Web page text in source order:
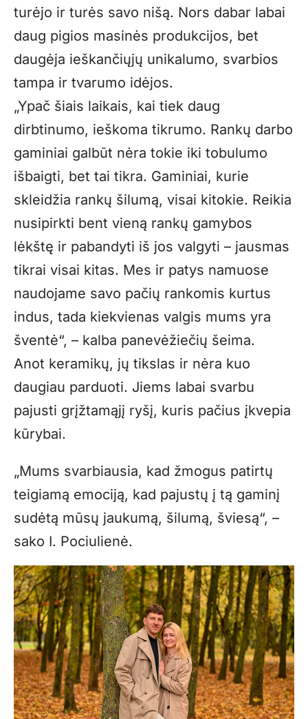
turėjo ir turės savo nišą. Nors dabar labai
daug pigios masinės produkcijos, bet
daugėja ieškančiųjų unikalumo, svarbios
tampa ir tvarumo idėjos.
„Ypač šiais laikais, kai tiek daug
dirbtinumo, ieškoma tikrumo. Rankų darbo
gaminiai galbūt nėra tokie iki tobulumo
išbaigti, bet tai tikra. Gaminiai, kurie
skleidžia rankų šilumą, visai kitokie. Reikia
nusipirkti bent vieną rankų gamybos
lėkštę ir pabandyti iš jos valgyti – jausmas
tikrai visai kitas. Mes ir patys namuose
naudojame savo pačių rankomis kurtus
indus, tada kiekvienas valgis mums yra
šventė“, – kalba panevėžiečių šeima.
Anot keramikų, jų tikslas ir nėra kuo
daugiau parduoti. Jiems labai svarbu
pajusti grįžtamąjį ryšį, kuris pačius įkvepia
kūrybai.
„Mums svarbiausia, kad žmogus patirtų
teigiamą emociją, kad pajustų į tą gaminį
sudėtą mūsų jaukumą, šilumą, šviesą“, –
sako I. Pociulienė.